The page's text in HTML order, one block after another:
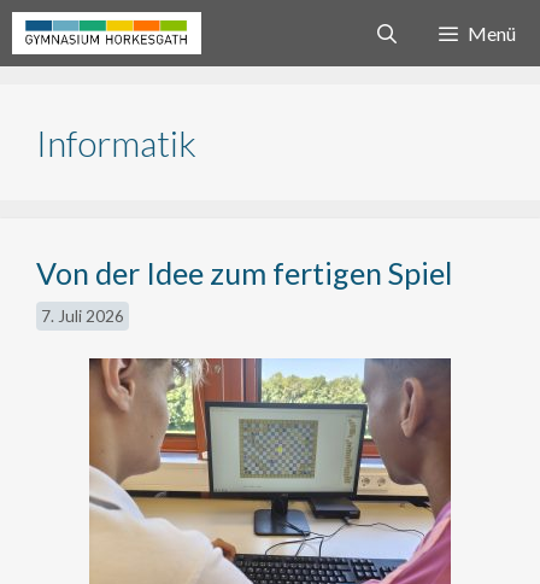
Zum
Inhalt
Menü
Informatik
Von der Idee zum fertigen Spiel
7. Juli 2026